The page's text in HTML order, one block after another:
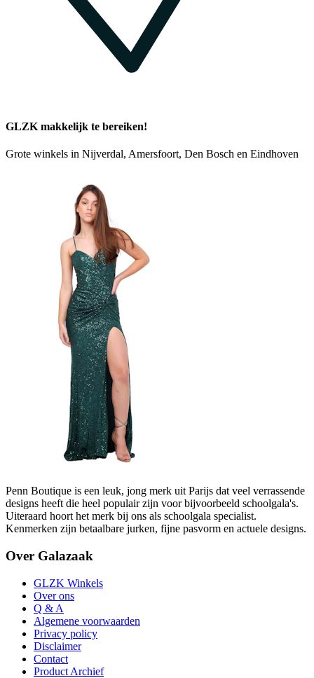
GLZK makkelijk te bereiken!
Grote winkels in Nijverdal, Amersfoort, Den Bosch en Eindhoven
Penn Boutique is een leuk, jong merk uit Parijs dat veel verrassende
designs heeft die heel populair zijn voor bijvoorbeeld schoolgala's.
Uiteraard hoort het merk bij ons als schoolgala specialist.
Kenmerken zijn betaalbare jurken, fijne pasvorm en actuele designs.
Over Galazaak
GLZK Winkels
Over ons
Q & A
Algemene voorwaarden
Privacy policy
Disclaimer
Contact
Product Archief